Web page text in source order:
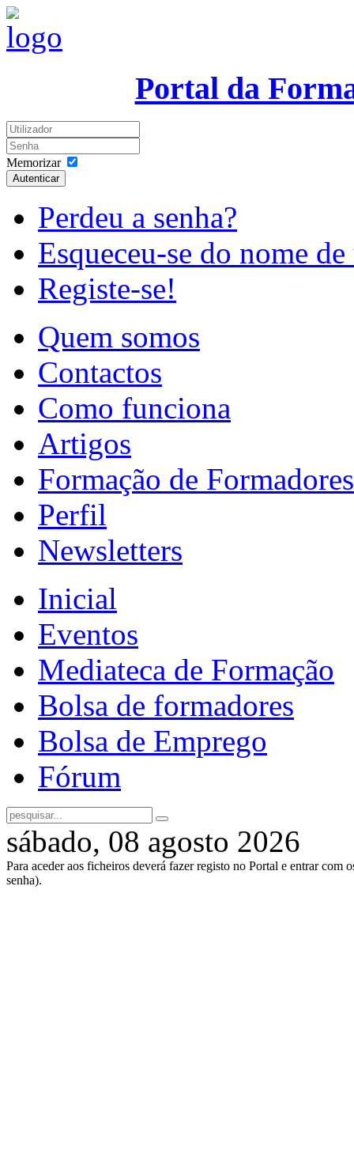
Portal da
Memorizar
Autenticar
Perdeu a senha?
Esqueceu-se do nome
Registe-se!
Quem somos
Contactos
Como funciona
Artigos
Formação de Formadores
Perfil
Newsletters
Inicial
Eventos
Mediateca de Formação
Bolsa de formadores
Bolsa de Emprego
Fórum
sábado, 08 agosto 2026
Para aceder aos ficheiros deverá fazer registo no Portal e entrar com
senha).